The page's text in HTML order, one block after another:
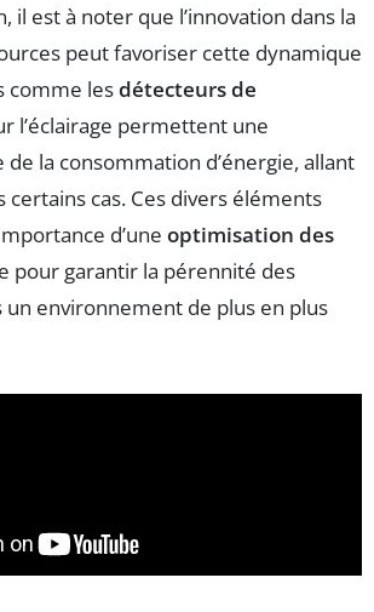
il est à noter que l’innovation dans la
peut favoriser cette dynamique
comme lesdétecteurs de
l’éclairage permettent une
la consommation d’énergie, allant
certains cas. Ces divers éléments
d’une optimisation des
pour garantir la pérennité des
environnement de plus en plus